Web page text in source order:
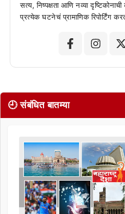
सत्य, निष्पक्षता आणि नव्या
प्रत्येक घटनेचं प्रामाणिक रिपोर्टिंग
🕘 संबंधित बातम्या